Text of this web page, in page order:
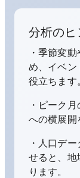
分析のヒ
・季節変
め、イベン
役立ちます
・ピーク
への横展開
・人口デ
せると、地
ります。